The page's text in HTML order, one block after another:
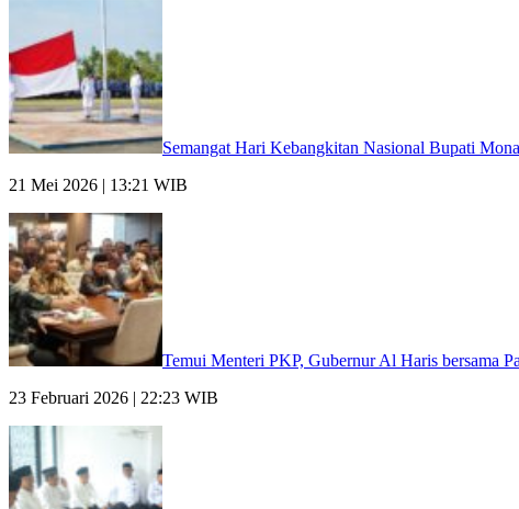
Semangat Hari Kebangkitan Nasional Bupati
21 Mei 2026 | 13:21 WIB
Temui Menteri PKP, Gubernur Al Haris bersama
23 Februari 2026 | 22:23 WIB